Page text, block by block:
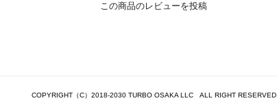
この商品のレビューを投稿
COPYRIGHT（C）2018-2030 TURBO OSAKA LLC ALL RIGHT RESERVED